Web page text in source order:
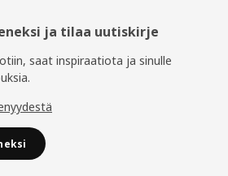
ja tilaa uutiskirje
saat inspiraatiota ja sinulle